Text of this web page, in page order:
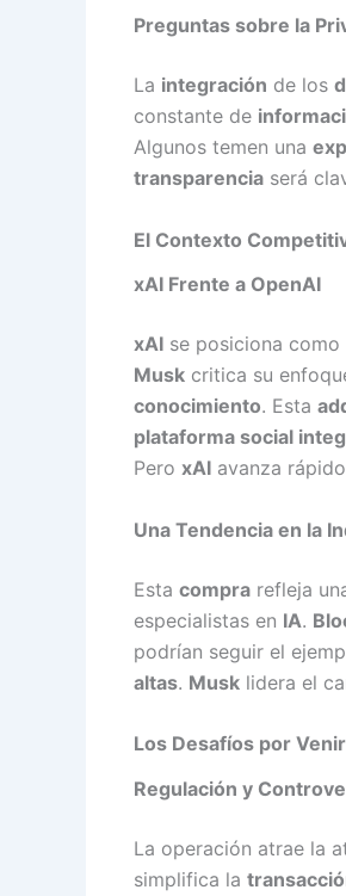
Preguntas sobre la
La integración de los
constante de
Algunos temen una
transparencia será
El Contexto
xAI Frente a OpenAI
xAI se posiciona como
Musk critica su
conocimiento. Esta
plataforma social
Pero xAI avanza
Una Tendencia en la
Esta compra refleja
especialistas en IA.
podrían seguir el
altas. Musk lidera el
Los Desafíos por Venir
Regulación y
La operación atrae la
simplifica la